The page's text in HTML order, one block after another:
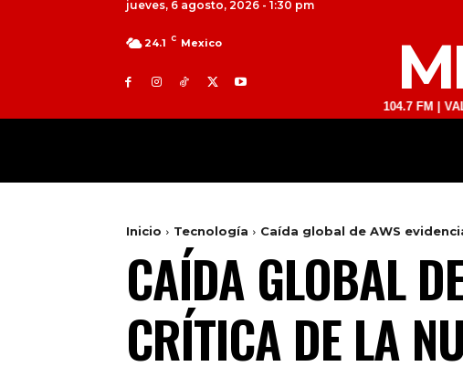
jueves, 6 agosto, 2026 - 1:30 pm
24.1 C Mexico
TOLUCA 98.9 FM | ATLACOMULCO 104.7 FM | VALLE
Inicio Tecnología Caída global de AWS
CAÍDA GLOBAL
CRÍTICA DE LA